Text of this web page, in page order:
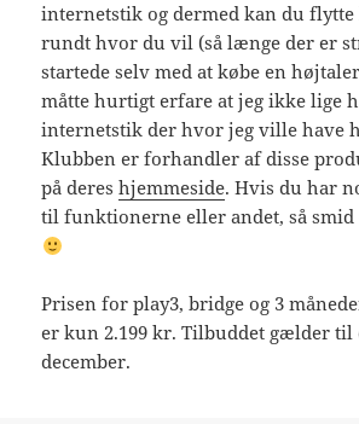
internetstik og dermed kan du
rundt hvor du vil (så længe der er
startede selv med at købe en
måtte hurtigt erfare at jeg ikke lige
internetstik der hvor jeg ville have
Klubben er forhandler af disse
på dereshjemmeside. Hvis du har
til funktionerne eller andet, så
Prisen for play3, bridge og 3
er kun 2.199 kr. Tilbuddet gælder til
december.